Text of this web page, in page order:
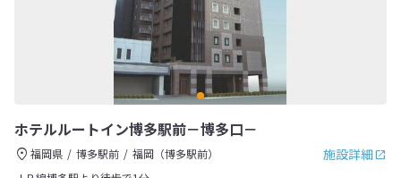
ホテルルートイン博多駅前－博多口－
施設詳細
福岡県 博多駅前
福岡（博多駅前）